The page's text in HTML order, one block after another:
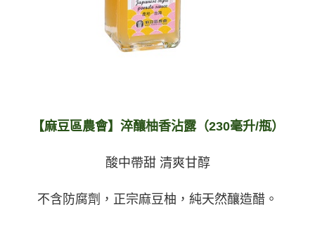
【麻豆區農會】 淬釀柚香沾露（230毫升/瓶）
酸中帶甜 清爽甘醇
不含防腐劑，正宗麻豆柚，純天然釀造醋。